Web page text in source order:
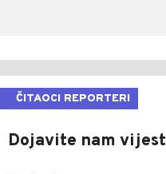
ČITAOCI REPORTERI
Dojavite nam vijest